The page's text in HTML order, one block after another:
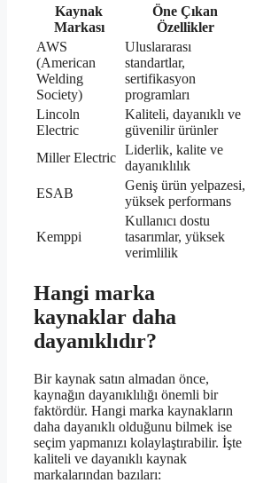
Kaynak
Markası
Öne Çıkan
Özellikler
AWS
(American
Welding
Society)
Uluslararası
standartlar,
sertifikasyon
programları
Lincoln
Electric
Kaliteli, dayanıklı ve
güvenilir ürünler
Miller Electric
Liderlik, kalite ve
dayanıklılık
ESAB
Geniş ürün yelpazesi,
yüksek performans
Kemppi
Kullanıcı dostu
tasarımlar, yüksek
verimlilik
Hangi marka
kaynaklar daha
dayanıklıdır?
Bir kaynak satın almadan önce,
kaynağın dayanıklılığı önemli bir
faktördür. Hangi marka kaynakların
daha dayanıklı olduğunu bilmek ise
seçim yapmanızı kolaylaştırabilir. İşte
kaliteli ve dayanıklı kaynak
markalarından bazıları: